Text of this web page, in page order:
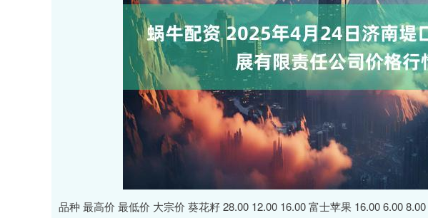
品种 最高价 最低价 大宗价 葵花籽 28.00 12.00 16.00 富士苹果 16.00 6.00
2.13% 上证指数 3940.04 39.68 1.02% 深证